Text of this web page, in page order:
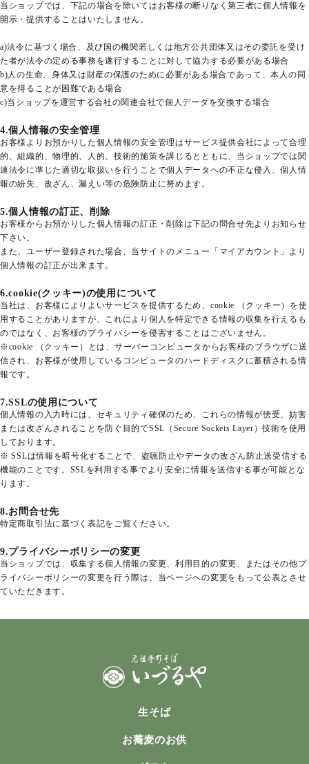
ギフト
よくあるご質問
お問い合わせ
person_add_alt_1
phone 0120-310-638
当ショップでは、下記の場合を除いてはお客様の断りなく第三者に個人情報を
開示・提供することはいたしません。
a)法令に基づく場合、及び国の機関若しくは地方公共団体又はその委託を受け
た者が法令の定める事務を遂行することに対して協力する必要がある場合
b)人の生命、身体又は財産の保護のために必要がある場合であって、本人の同
意を得ることが困難である場合
c)当ショップを運営する会社の関連会社で個人データを交換する場合
4.個人情報の安全管理
お客様よりお預かりした個人情報の安全管理はサービス提供会社によって合理
的、組織的、物理的、人的、技術的施策を講じるとともに、当ショップでは関
連法令に準じた適切な取扱いを行うことで個人データへの不正な侵入、個人情
報の紛失、改ざん、漏えい等の危険防止に努めます。
5.個人情報の訂正、削除
お客様からお預かりした個人情報の訂正・削除は下記の問合せ先よりお知らせ
下さい。
また、ユーザー登録された場合、当サイトのメニュー「マイアカウント」より
個人情報の訂正が出来ます。
6.cookie(クッキー)の使用について
当社は、お客様によりよいサービスを提供するため、cookie （クッキー）を使
用することがありますが、これにより個人を特定できる情報の収集を行えるも
のではなく、お客様のプライバシーを侵害することはございません。
※cookie （クッキー）とは、サーバーコンピュータからお客様のブラウザに送
信され、お客様が使用しているコンピュータのハードディスクに蓄積される情
報です。
7.SSLの使用について
個人情報の入力時には、セキュリティ確保のため、これらの情報が傍受、妨害
または改ざんされることを防ぐ目的でSSL（Secure Sockets Layer）技術を使用
しております。
※ SSLは情報を暗号化することで、盗聴防止やデータの改ざん防止送受信する
機能のことです。SSLを利用する事でより安全に情報を送信する事が可能とな
ります。
8.お問合せ先
特定商取引法に基づく表記をご覧ください。
9.プライバシーポリシーの変更
当ショップでは、収集する個人情報の変更、利用目的の変更、またはその他プ
ライバシーポリシーの変更を行う際は、当ページへの変更をもって公表とさせ
ていただきます。
生そば
お蕎麦のお供